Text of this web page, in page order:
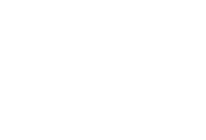
En unik kombination af kunst
landskab, der giver et indblik i
perfekt til vandreture, cykelture,
præsenterer værker af både lokale